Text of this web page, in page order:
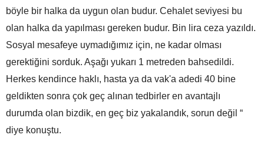
böyle bir halka da uygun olan budur. Cehalet seviyesi bu
olan halka da yapılması gereken budur. Bin lira ceza yazıldı.
Sosyal mesafeye uymadığımız için, ne kadar olması
gerektiğini sorduk. Aşağı yukarı 1 metreden bahsedildi.
Herkes kendince haklı, hasta ya da vak'a adedi 40 bine
geldikten sonra çok geç alınan tedbirler en avantajlı
durumda olan bizdik, en geç biz yakalandık, sorun değil “
diye konuştu.